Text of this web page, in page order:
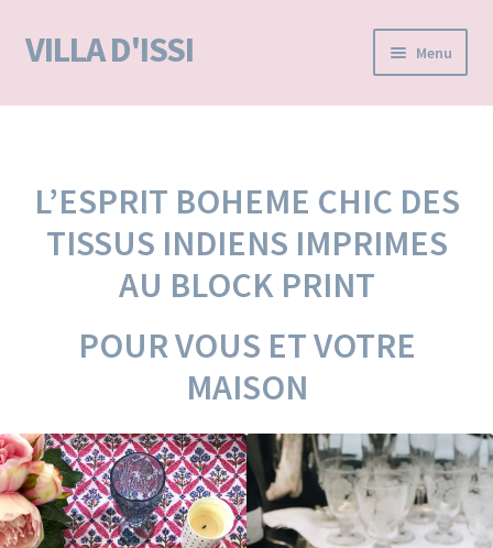
Aller
à
Aller
au
VILLA D'ISSI Menu
Accueil
MA LISTE D'ENVIES / WISHLIST –
L’ESPRIT BOHEME CHIC DES
TISSUS INDIENS IMPRIMES
AU BLOCK PRINT
POUR VOUS ET VOTRE
MAISON